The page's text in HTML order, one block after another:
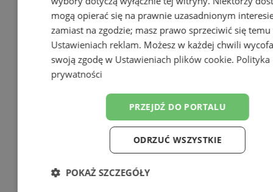
mogą opierać się na prawnie uzasadnionym
zamiast na zgodzie; masz prawo sprzeciwić się temu
Ustawieniach reklam. Możesz w każdej chwili
swoją zgodę w Ustawieniach plików cookie. Polityka
prywatności
PRZEJDŹ DO PORTALU
ODRZUĆ WSZYSTKIE
POKAŻ SZCZEGÓŁY